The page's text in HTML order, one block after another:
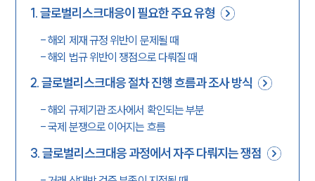
1.글로벌리스크대응이 필요한 주요 유형
-해외 제재 규정 위반이 문제될 때
-해외 법규 위반이 쟁점으로 다뤄질 때
2.글로벌리스크대응 절차 진행 흐름과 조사 방식
-해외 규제기관 조사에서 확인되는 부분
-국제 분쟁으로 이어지는 흐름
3.글로벌리스크대응 과정에서 자주 다뤄지는 쟁점